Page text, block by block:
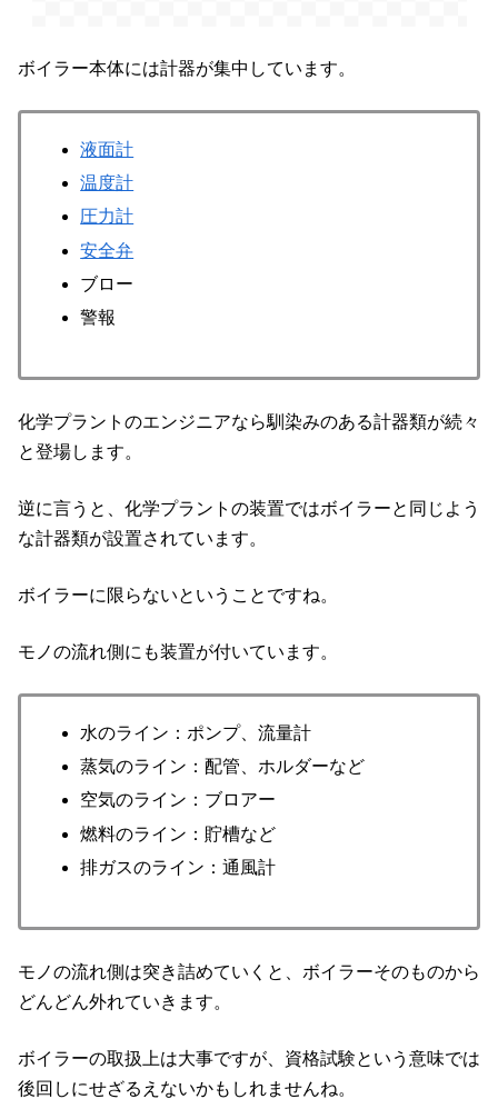
ボイラー本体には計器が集中しています。
液面計
温度計
圧力計
安全弁
ブロー
警報
化学プラントのエンジニアなら馴染みのある計器類が続々
と登場します。
逆に言うと、化学プラントの装置ではボイラーと同じよう
な計器類が設置されています。
ボイラーに限らないということですね。
モノの流れ側にも装置が付いています。
水のライン：ポンプ、流量計
蒸気のライン：配管、ホルダーなど
空気のライン：ブロアー
燃料のライン：貯槽など
排ガスのライン：通風計
モノの流れ側は突き詰めていくと、ボイラーそのものから
どんどん外れていきます。
ボイラーの取扱上は大事ですが、資格試験という意味では
後回しにせざるえないかもしれませんね。